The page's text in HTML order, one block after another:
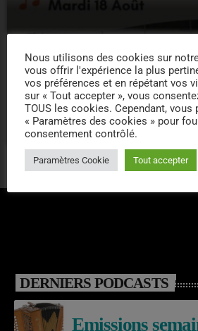
CONCERT
18/08/2026 – APEROS
MARCILLAC
location_on MA 5
DERNIERS PODCASTS
Emissions
Nous utilisons des cookies sur
vous offrir l'expérience la plus
vos préférences et en répétant vos
sur « Tout accepter », vous
TOUS les cookies. Cependant, vous
« Paramètres des cookies » pour
consentement contrôlé.
Paramètres Cookie Tout accepter